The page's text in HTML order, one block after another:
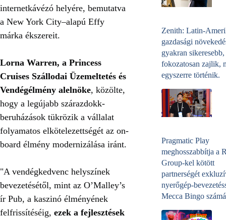
internetkávézó helyére, bemutatva
a New York City–alapú Effy
márka ékszereit.
Lorna Warren, a Princess
Cruises Szállodai Üzemeltetés és
Vendégélmény alelnöke, közölte,
hogy a legújabb szárazdokk-
beruházások tükrözik a vállalat
folyamatos elkötelezettségét az on-
board élmény modernizálása iránt.
"A vendégkedvenc helyszínek
bevezetésétől, mint az O’Malley’s
ír Pub, a kaszinó élményének
felfrissítéséig, ezek a fejlesztések
Zenith: Latin-
gazdasági
gyakran sikeresebb,
fokozatosan zajlik,
egyszerre történik.
Pragmatic Play
meghosszabbítja a
Group-kel kötött
partnerségét
nyerőgép-
Mecca Bingo